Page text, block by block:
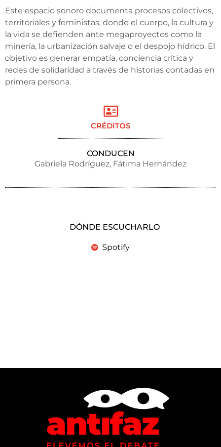
Este espacio sonoro documenta procesos colectivos,
territoriales y feministas, donde el cuerpo, la cultura y
la vida se defienden ante megaproyectos como la
minería, la urbanización salvaje o el despojo hídrico. El
objetivo es generar empatía, conciencia crítica y
redes de solidaridad a través de historias contadas en
primera persona.
CRÉDITOS
CONDUCEN
Gabriela Rodríguez, Fátima Hernández
DÓNDE ESCUCHARLO
Spotify